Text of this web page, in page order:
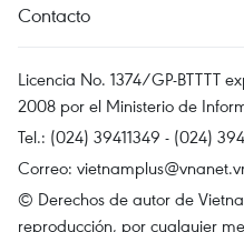
Contacto
Licencia No. 1374/GP-BTTTT
2008 por el Ministerio de
Tel.: (024) 39411349 - (024)
Correo:
© Derechos de autor de
reproducción, por cualquier